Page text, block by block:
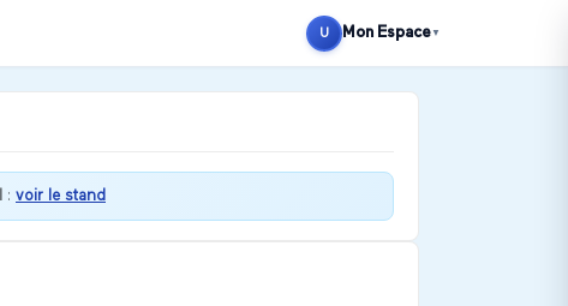
U Mon Espace ▼
: voir le stand